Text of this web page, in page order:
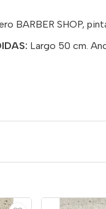
BARBER SHOP,
Largo 50 cm.